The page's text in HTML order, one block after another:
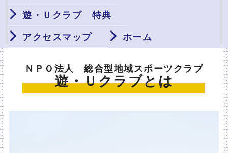
遊・Ｕクラブ 特典
アクセスマップ
ホーム
ＮＰＯ法人 総合型地域スポーツクラブ
遊・Ｕクラブとは